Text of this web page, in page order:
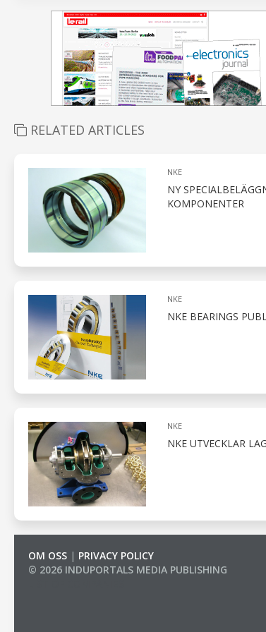
RELATED ARTICLES
NKE
NY
KOMPONENTER
NKE
NKE BEARINGS
NKE
NKE UTVECKLAR
OM OSS | PRIVACY POLICY
© 2026 INDUPORTALS MEDIA PUBLISHING